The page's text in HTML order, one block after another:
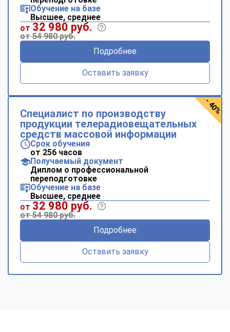
Обучение на базе
Высшее, среднее
от 32 980 руб.
от 54 980 руб.
Подробнее
Оставить заявку
Специалист по производству
продукции телерадиовещательных
средств массовой информации
Срок обучения
от 256 часов
Получаемый документ
Диплом о профессиональной
переподготовке
Обучение на базе
Высшее, среднее
от 32 980 руб.
от 54 980 руб.
Подробнее
Оставить заявку
- 40%